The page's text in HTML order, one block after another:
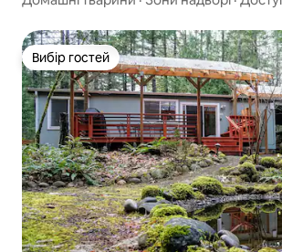
Вибір гостей
Вибір гостей